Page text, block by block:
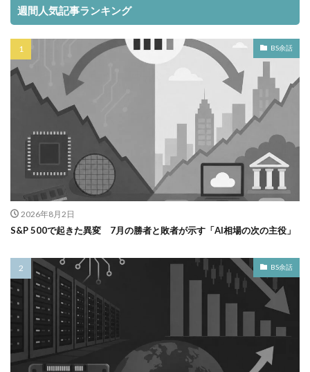
週間人気記事ランキング
BS余話
2026年8月2日
S&P 500で起きた異変 7月の勝者と敗者が示す「AI相場の次の主役」
BS余話